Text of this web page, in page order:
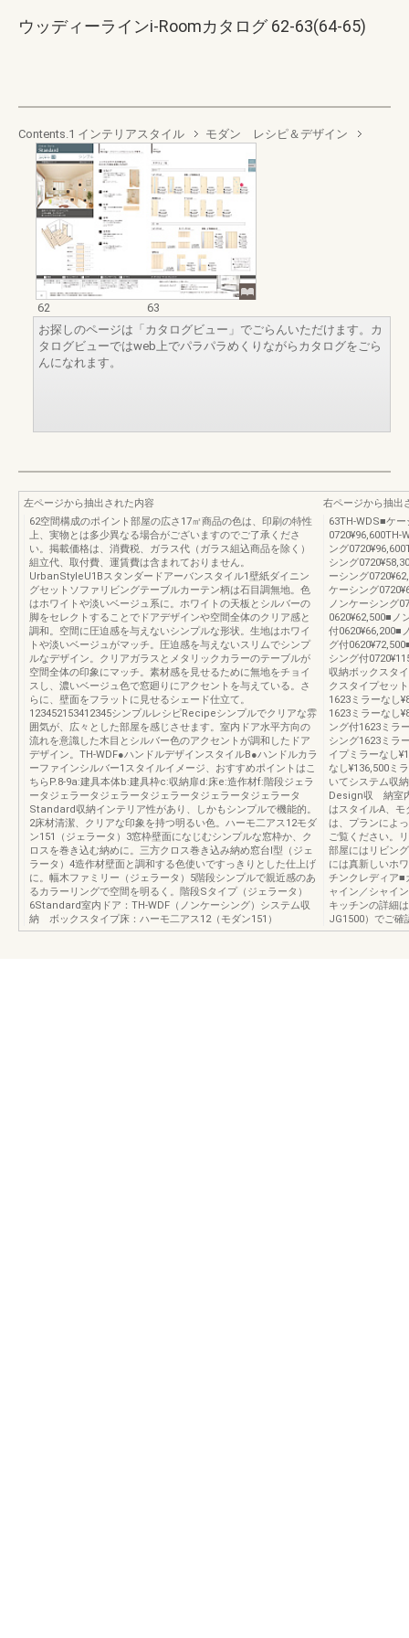
ウッディーラインi-Roomカタログ 62-63(64-65)
Contents.1 インテリアスタイル モダン レシピ＆デザイン
62
63
お探しのページは「カタログビュー」でごらんいただけます。カ
タログビューではweb上でパラパラめくりながらカタログをごら
んになれます。
左ページから抽出された内容
62空間構成のポイント部屋の広さ17㎡商品の色は、印刷の特性
上、実物とは多少異なる場合がございますのでご了承くださ
い。掲載価格は、消費税、ガラス代（ガラス組込商品を除く）
組立代、取付費、運賃費は含まれておりません。
UrbanStyleU1Bスタンダードアーバンスタイル1壁紙ダイニン
グセットソファリビングテーブルカーテン柄は石目調無地。色
はホワイトや淡いベージュ系に。ホワイトの天板とシルバーの
脚をセレクトすることでドアデザインや空間全体のクリア感と
調和。空間に圧迫感を与えないシンプルな形状。生地はホワイ
トや淡いベージュがマッチ。圧迫感を与えないスリムでシンプ
ルなデザイン。クリアガラスとメタリックカラーのテーブルが
空間全体の印象にマッチ。素材感を見せるために無地をチョイ
スし、濃いベージュ色で窓廻りにアクセントを与えている。さ
らに、壁面をフラットに見せるシェード仕立て。
123452153412345シンプルレシピRecipeシンプルでクリアな雰
囲気が、広々とした部屋を感じさせます。室内ドア水平方向の
流れを意識した木目とシルバー色のアクセントが調和したドア
デザイン。TH-WDF●ハンドルデザインスタイルB●ハンドルカラ
ーファインシルバー1スタイルイメージ、おすすめポイントはこ
ちらP.8-9a:建具本体b:建具枠c:収納扉d:床e:造作材f:階段ジェラ
ータジェラータジェラータジェラータジェラータジェラータ
Standard収納インテリア性があり、しかもシンプルで機能的。
2床材清潔、クリアな印象を持つ明るい色。ハーモ二アス12モダ
ン151（ジェラータ）3窓枠壁面になじむシンプルな窓枠か、ク
ロスを巻き込む納めに。三方クロス巻き込み納め窓台I型（ジェ
ラータ）4造作材壁面と調和する色使いですっきりとした仕上げ
に。幅木ファミリー（ジェラータ）5階段シンプルで親近感のあ
るカラーリングで空間を明るく。階段Sタイプ（ジェラータ）
6Standard室内ドア：TH-WDF（ノンケーシング）システム収
納 ボックスタイプ床：ハーモ二アス12（モダン151）
右ページから抽出
63TH-WDS■ケ
0720¥96,600TH-
ング
シング
ーシング
ケーシング
ノンケーシング
0620¥62,500■ノ
付0620¥66,200■
グ付
シング付
収納ボックスタ
クスタイプセッ
1623ミラーなし
1623ミラーなし
ング付1623ミラ
シング1623ミラ
イプミラーなし
なし¥136,500ミ
いてシステム収
Design収 納室
はスタイルA、
は、プランによ
ご覧ください。
部屋にはリビン
には真新しいホ
チンクレディア■
ャイン／シャイ
キッチンの詳細
JG1500）でご確